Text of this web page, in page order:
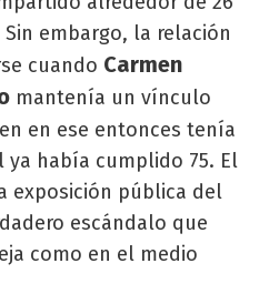
embargo, la relación
cuando Carmen
mantenía un vínculo
en ese entonces tenía
ya había cumplido 75. El
exposición pública del
escándalo que
como en el medio